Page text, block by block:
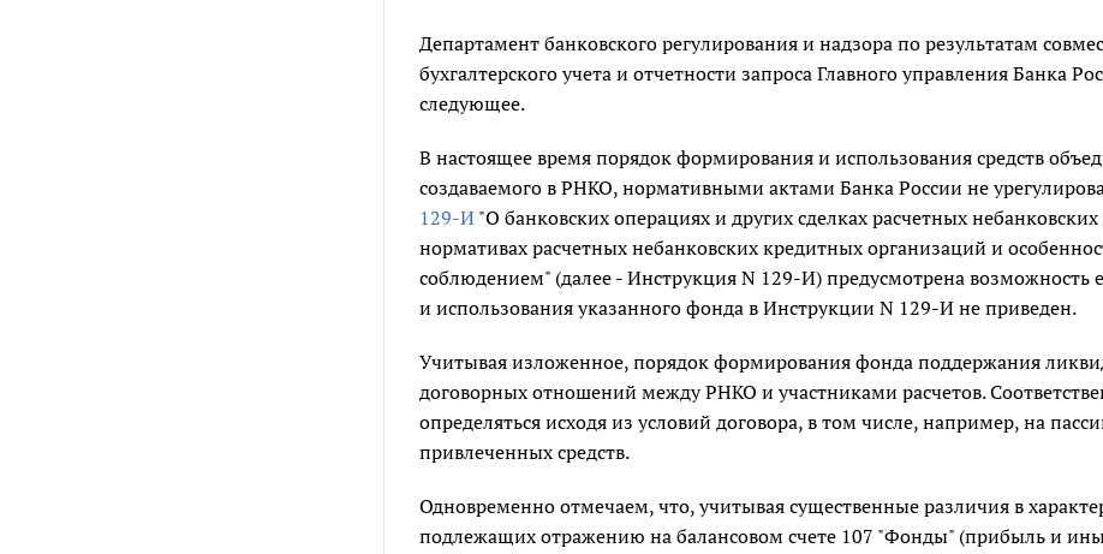
Департамент банковского регулирования и надзора по результатам
бухгалтерского учета и отчетности запроса Главного управления Банка
следующее.
В настоящее время порядок формирования и использования средств
создаваемого в РНКО, нормативными актами Банка России не
129-И"О банковских операциях и других сделках расчетных
нормативах расчетных небанковских кредитных организаций и
соблюдением" (далее - Инструкция N 129-И) предусмотрена возможность
и использования указанного фонда в Инструкции N 129-И не приведен.
Учитывая изложенное, порядок формирования фонда поддержания
договорных отношений между РНКО и участниками расчетов.
определяться исходя из условий договора, в том числе, например, на
привлеченных средств.
Одновременно отмечаем, что, учитывая существенные различия в
подлежащих отражению на балансовом счете 107 "Фонды" (прибыль и